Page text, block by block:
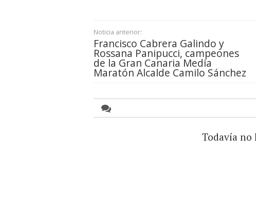
Noticia anterior:
Francisco Cabrera Galindo y
Rossana Panipucci, campeones
de la Gran Canaria Media
Maratón Alcalde Camilo Sánchez
Todavía no